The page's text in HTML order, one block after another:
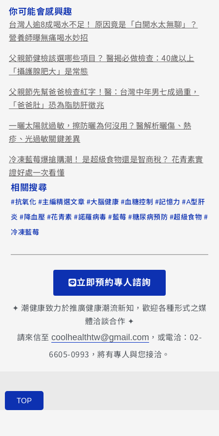
你可能會感興趣
台灣人逾8成喝水不足！ 原因竟是「白開水太無聊」？
營養師曝無痛喝水妙招
父親節健檢該選哪些項目？ 醫揭必做檢查：40歲以上
「攝護腺肥大」是常態
父親節先幫爸爸檢查紅字！醫：台灣中年男七成過重，
「爸爸肚」恐為脂肪肝徵兆
一曬太陽就過敏，擦防曬為何沒用？醫解析曬傷、熱
疹、光過敏關鍵差異
冷凍藍莓爆搶購潮！ 是超級食物還是智商稅？ 花青素實
證好處一次看懂
相關搜尋
#抗氧化 #主編精選文章 #大腦健康 #血糖控制 #記憶力 #A型肝
炎 #降血壓 #花青素 #諾羅病毒 #藍莓 #糖尿病預防 #超級食物 #
冷凍藍莓
立即預約專人諮詢
✦ 潮健康致力於推廣健康潮流新知，歡迎各種形式之媒
體洽談合作 ✦
請來信至coolhealthtw@gmail.com ，或電洽：02-
6605-0993，將有專人與您接洽。
TOP